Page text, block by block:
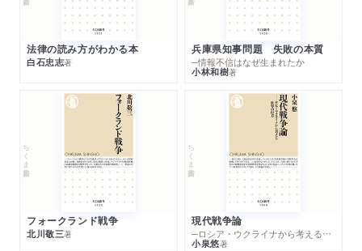
法律の読み方がわかる本
白石忠志著
兵庫県知事問題 失敗の本質
─情報不信はなぜ生まれたか
小林和樹著
ちくま新書
フォークランド戦争
北川敬三著
ちくま新書
現代戦争論
─ロシア・ウクライナから考える世界の行方
小泉悠著